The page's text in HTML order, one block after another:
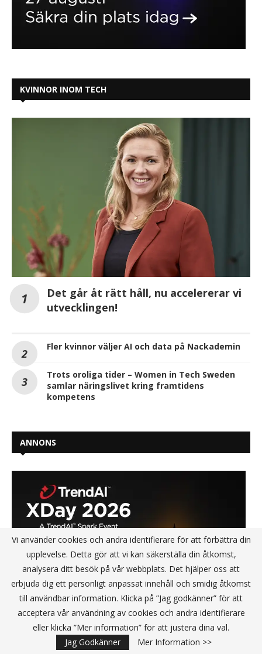
KVINNOR INOM TECH
Det går åt rätt håll, nu accelererar vi
utvecklingen!
Fler kvinnor väljer AI och data på Nackademin
Trots oroliga tider – Women in Tech Sweden
samlar näringslivet kring framtidens
kompetens
ANNONS
Vi använder cookies och andra identifierare för att förbättra din
upplevelse. Detta gör att vi kan säkerställa din åtkomst,
analysera ditt besök på vår webbplats. Det hjälper oss att
erbjuda dig ett personligt anpassat innehåll och smidig åtkomst
till användbar information. Klicka på ”Jag godkänner” för att
acceptera vår användning av cookies och andra identifierare
eller klicka ”Mer information” för att justera dina val.
Jag Godkänner
Mer Information >>